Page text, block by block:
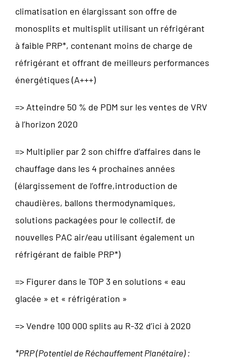
climatisation en élargissant son offre de
monosplits et multisplit utilisant un réfrigérant
à faible PRP*, contenant moins de charge de
réfrigérant et offrant de meilleurs performances
énergétiques (A+++)
=> Atteindre 50 % de PDM sur les ventes de VRV
à l’horizon 2020
=> Multiplier par 2 son chiffre d’affaires dans le
chauffage dans les 4 prochaines années
(élargissement de l’offre,introduction de
chaudières, ballons thermodynamiques,
solutions packagées pour le collectif, de
nouvelles PAC air/eau utilisant également un
réfrigérant de faible PRP*)
=> Figurer dans le TOP 3 en solutions « eau
glacée » et « réfrigération »
=> Vendre 100 000 splits au R-32 d’ici à 2020
*PRP (Potentiel de Réchauffement Planétaire) :